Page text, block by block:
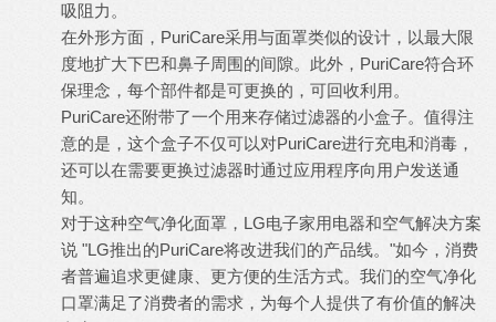
吸阻力。
在外形方面，PuriCare采用与面罩类似的设计，以最大限
度地扩大下巴和鼻子周围的间隙。此外，PuriCare符合环
保理念，每个部件都是可更换的，可回收利用。
PuriCare还附带了一个用来存储过滤器的小盒子。值得注
意的是，这个盒子不仅可以对PuriCare进行充电和消毒，
还可以在需要更换过滤器时通过应用程序向用户发送通
知。
对于这种空气净化面罩，LG电子家用电器和空气解决方案
说 "LG推出的PuriCare将改进我们的产品线。"如今，消费
者普遍追求更健康、更方便的生活方式。我们的空气净化
口罩满足了消费者的需求，为每个人提供了有价值的解决